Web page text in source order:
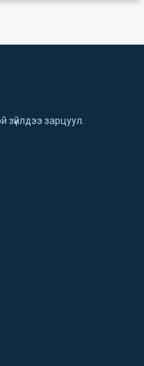
зүйлдээ зарцуул.